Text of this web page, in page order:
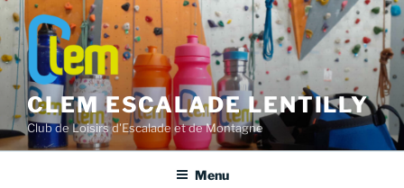
Aller
au
contenu
principal
CLEM ESCALADE LENTILLY
Club de Loisirs d'Escalade et de Montagne
Menu